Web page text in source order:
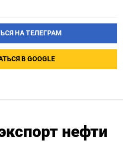
НА ТЕЛЕГРАМ
В GOOGLE
нефти